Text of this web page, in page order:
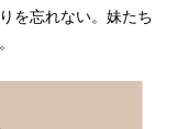
を忘れない。妹たち